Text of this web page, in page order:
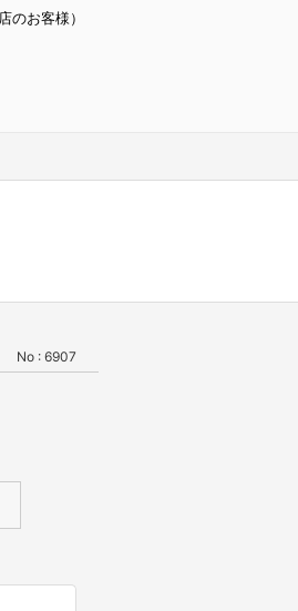
のお客様）
No : 6907